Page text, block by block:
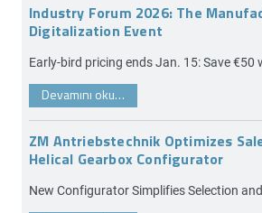
Industry Forum 2026: The
Digitalization Event
Early-bird pricing ends Jan. 15: Save €50
Devamını oku…
ZM Antriebstechnik Optimizes
Helical Gearbox Configurator
New Configurator Simplifies Selection